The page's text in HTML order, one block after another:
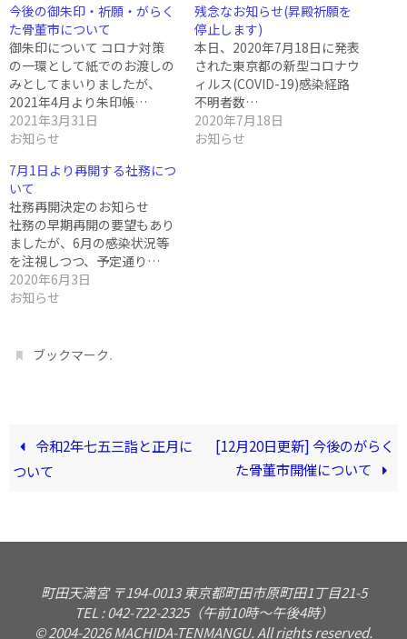
今後の御朱印・祈願・がらく
た骨董市について
御朱印について コロナ対策
の一環として紙でのお渡しの
みとしてまいりましたが、
2021年4月より朱印帳…
2021年3月31日
お知らせ
残念なお知らせ(昇殿祈願を
停止します)
本日、2020年7月18日に発表
された東京都の新型コロナウ
ィルス(COVID-19)感染経路
不明者数…
2020年7月18日
お知らせ
7月1日より再開する社務につ
いて
社務再開決定のお知らせ
社務の早期再開の要望もあり
ましたが、6月の感染状況等
を注視しつつ、予定通り…
2020年6月3日
お知らせ
ブックマーク.
令和2年七五三詣と正月に
ついて
[12月20日更新] 今後のがらく
た骨董市開催について
町田天満宮 〒194-0013 東京都町田市原町田1丁目21-5
TEL : 042-722-2325（午前10時〜午後4時）
© 2004-2026 MACHIDA-TENMANGU. All rights reserved.